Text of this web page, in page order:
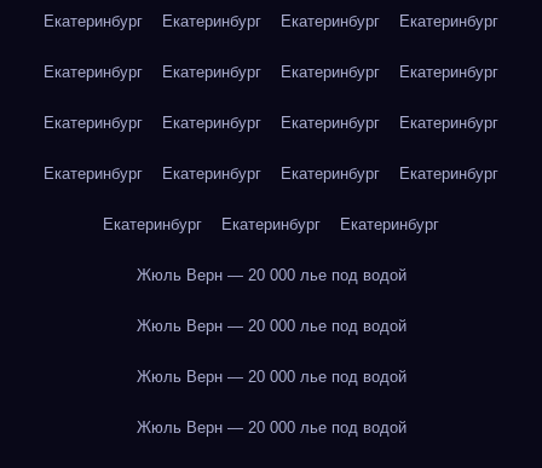
Екатеринбург Екатеринбург Екатеринбург Екатеринбург
Екатеринбург Екатеринбург Екатеринбург Екатеринбург
Екатеринбург Екатеринбург Екатеринбург Екатеринбург
Екатеринбург Екатеринбург Екатеринбург Екатеринбург
Екатеринбург Екатеринбург Екатеринбург
Жюль Верн — 20 000 лье под водой
Жюль Верн — 20 000 лье под водой
Жюль Верн — 20 000 лье под водой
Жюль Верн — 20 000 лье под водой